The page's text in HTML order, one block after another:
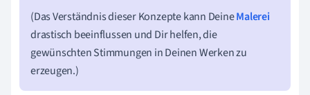
(Das Verständnis dieser Konzepte kann DeineMalerei
drastisch beeinflussen und Dir helfen, die
gewünschten Stimmungen in Deinen Werken zu
erzeugen.)